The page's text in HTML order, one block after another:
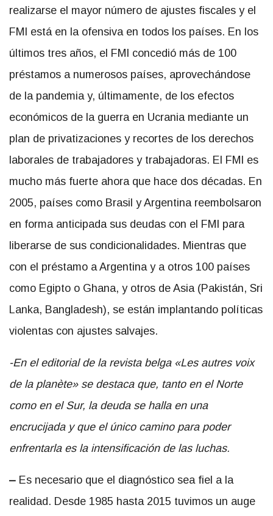
realizarse el mayor número de ajustes fiscales y el
FMI está en la ofensiva en todos los países. En los
últimos tres años, el FMI concedió más de 100
préstamos a numerosos países, aprovechándose
de la pandemia y, últimamente, de los efectos
económicos de la guerra en Ucrania mediante un
plan de privatizaciones y recortes de los derechos
laborales de trabajadores y trabajadoras. El FMI es
mucho más fuerte ahora que hace dos décadas. En
2005, países como Brasil y Argentina reembolsaron
en forma anticipada sus deudas con el FMI para
liberarse de sus condicionalidades. Mientras que
con el préstamo a Argentina y a otros 100 países
como Egipto o Ghana, y otros de Asia (Pakistán, Sri
Lanka, Bangladesh), se están implantando políticas
violentas con ajustes salvajes.
-En el editorial de la revista belga «Les autres voix
de la planète» se destaca que, tanto en el Norte
como en el Sur, la deuda se halla en una
encrucijada y que el único camino para poder
enfrentarla es la intensificación de las luchas.
– Es necesario que el diagnóstico sea fiel a la
realidad. Desde 1985 hasta 2015 tuvimos un auge